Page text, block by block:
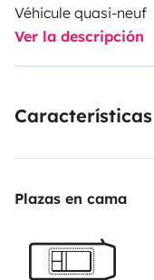
Véhicule quasi-neuf
Ver la descripción
Características
Plazas en cama